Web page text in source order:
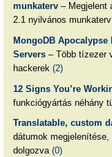
munkaterv– Megjelent
2.1 nyilvános munkaterv
MongoDB Apocalypse
Servers– Több tízezer
hackerek (2)
12 Signs You’re
funkciógyártás néhány
Translatable, custom
dátumok megjelenítése,
dolgozva (0)